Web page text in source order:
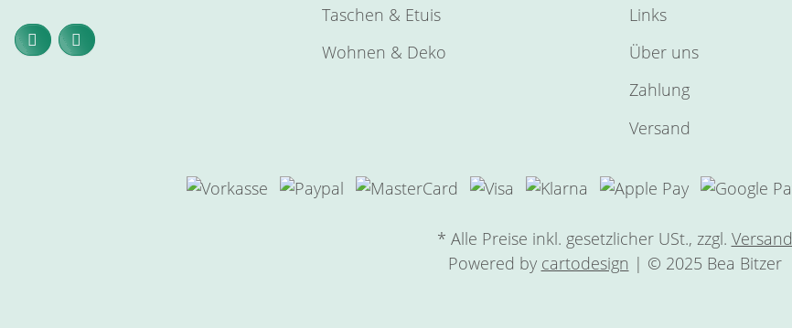
Taschen & Etuis
Wohnen & Deko
Links
Über uns
Zahlung
Versand
* Alle Preise inkl. gesetzlicher USt., zzgl. Versand
Powered by cartodesign | © 2025 Bea Bitzer